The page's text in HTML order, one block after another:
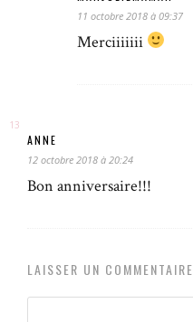
11 octobre 2018 à 09:37
Merciiiiiii
ANNE
12 octobre 2018 à 20:24
Bon anniversaire!!!
LAISSER UN COMMENTAIRE